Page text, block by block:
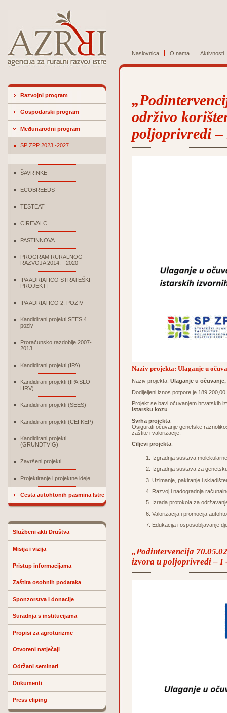
Naslovnica O nama Aktivnosti
Razvojni program
Gospodarski program
Međunarodni program
SP ZPP 2023.-2027.
ŠAVRINKE
ECOBREEDS
TESTEAT
CIREVALC
PASTINNOVA
PROGRAM RURALNOG
RAZVOJA 2014. - 2020
IPA ADRIATICO STRATEŠKI
PROJEKTI
IPA ADRIATICO 2. POZIV
Kandidirani projekti SEES 4.
poziv
Proračunsko razdoblje 2007-
2013
Kandidirani projekti (IPA)
Kandidirani projekti (IPA SLO-
HRV)
Kandidirani projekti (SEES)
Kandidirani projekti (CEI KEP)
Kandidirani projekti
(GRUNDTVIG)
Završeni projekti
Projektiranje i projektne ideje
Cesta autohtonih pasmina Istre
Službeni akti Društva
Misija i vizija
Pristup informacijama
Zaštita osobnih podataka
Sponzorstva i donacije
Suradnja s institucijama
Propisi za agroturizme
Otvoreni natječaji
Održani seminari
Dokumenti
Press cliping
održivo
poljoprivredi –
Naziv projekta: Ulaganje u
Naziv projekta: Ulaganje u
Dodijeljeni iznos potpore je 189.200,00
Projekt se bavi očuvanjem hrvatskih
istarsku kozu
Svrha projekta
Osigurati očuvanje genetske
zaštite i valorizacije.
Ciljevi projekta:
Izgradnja sustava
Izgradnja sustava za
Uzimanje, pakiranje i
Razvoj i nadogradnja
Izrada protokola za
Valorizacija i promocija
Edukacija i osposobljavanje
„Podintervencija
izvora u poljoprivredi – I